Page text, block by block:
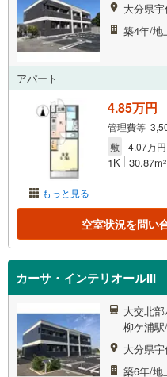
大分県
築4年/地
アパート
もっと見る
4.85万円
管理費等
敷
4.07万円
1K 30.87m2
空室状況を問い
カーサ・インテリオールIII
大交北
柳ケ浦
大分県
築6年/地